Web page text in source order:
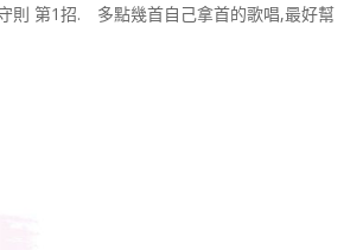
則 第1招. 多點幾首自己拿首的歌唱,最好幫